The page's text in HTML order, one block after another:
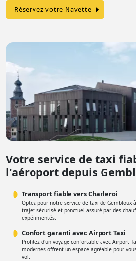
Réservez votre Navette
Votre service de taxi
l'aéroport depuis
Transport fiable vers Charleroi
Optez pour notre service de taxi de Gembloux
trajet sécurisé et ponctuel assuré par des
expérimentés.
Confort garanti avec Airport Taxi
Profitez d'un voyage confortable avec Airport
modernes offrent un espace agréable pour
vol.